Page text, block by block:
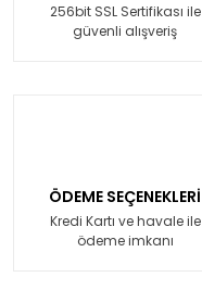
256bit SSL Sertifikası ile
güvenli alışveriş
ÖDEME SEÇENEKLERİ
Kredi Kartı ve havale ile
ödeme imkanı